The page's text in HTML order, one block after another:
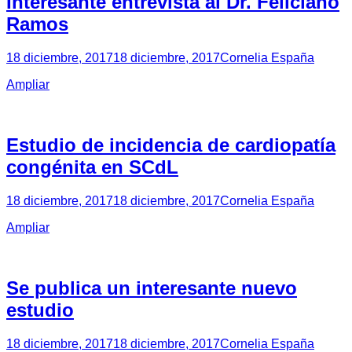
Ramos
18 diciembre, 201718 diciembre, 2017Cornelia España
Ampliar
Estudio de incidencia de cardiopatía
congénita en SCdL
18 diciembre, 201718 diciembre, 2017Cornelia España
Ampliar
Se publica un interesante nuevo
estudio
18 diciembre, 201718 diciembre, 2017Cornelia España